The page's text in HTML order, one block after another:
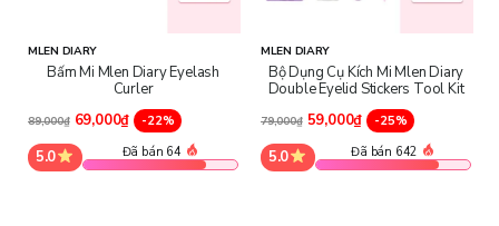
MLEN DIARY
Bấm Mi Mlen Diary Eyelash
Curler
89,000₫ 69,000₫ -22%
5.0 Đã bán 64
MLEN DIARY
Bộ Dụng Cụ Kích Mi Mlen Diary
Double Eyelid Stickers Tool Kit
79,000₫ 59,000₫ -25%
5.0 Đã bán 642